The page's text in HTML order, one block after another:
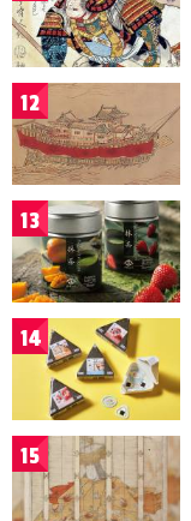
12
13
14
15